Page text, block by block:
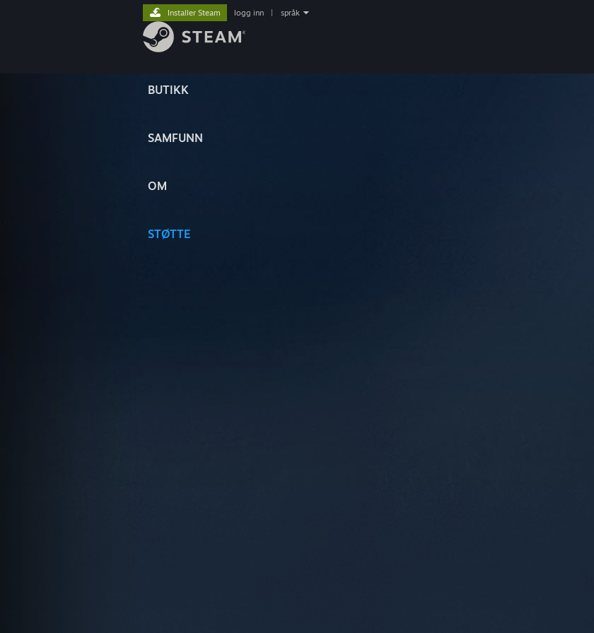
BUTIKK
SAMFUNN
OM
STØTTE
Installer Steam logg inn språk